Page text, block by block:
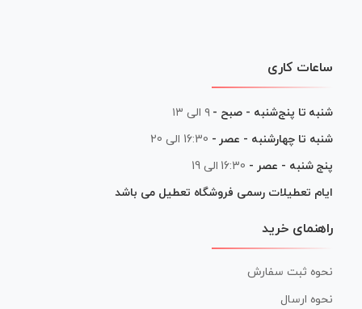
ساعات کاری
شنبه تا پنج‌شنبه - صبح - ۹ الی ۱۳
شنبه تا چهارشنبه - عصر - 16:30 الی 20
پنج شنبه - عصر - 16:30 الی 19
ایام تعطیلات رسمی فروشگاه تعطیل می باشد
راهنمای خرید
نحوه ثبت سفارش
نحوه ارسال